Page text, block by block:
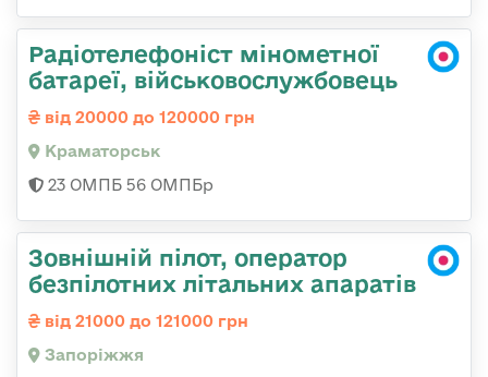
Радіотелефоніст мінометної
батареї, військовослужбовець
від 20000 до 120000 грн
Краматорськ
23 ОМПБ 56 ОМПБр
Зовнішній пілот, оператор
безпілотних літальних апаратів
від 21000 до 121000 грн
Запоріжжя